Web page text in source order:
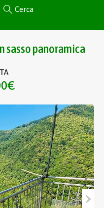
Cerca
sasso panoramica